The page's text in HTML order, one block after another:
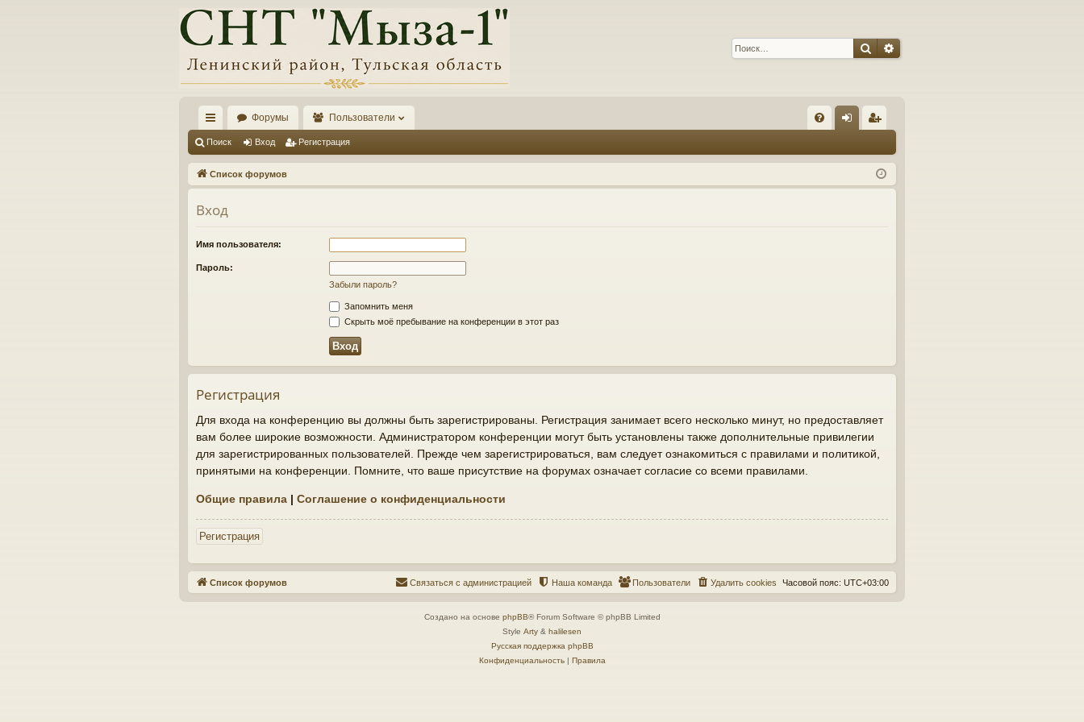
ПоискРасширенный поиск
с
ы
лк
и
Форумы Пользователи
Q д ис
тр
Поиск Вход Регистрация
Список форумов
Вход
Имя пользователя:
Пароль:
Забыли пароль?
Запомнить меня
Скрыть моё пребывание на конференции в этот раз
Регистрация
Для входа на конференцию вы должны быть зарегистрированы. Регистрация занимает всего несколько минут, но предоставляет
вам более широкие возможности. Администратором конференции могут быть установлены также дополнительные привилегии
для зарегистрированных пользователей. Прежде чем зарегистрироваться, вам следует ознакомиться с правилами и политикой,
принятыми на конференции. Помните, что ваше присутствие на форумах означает согласие со всеми правилами.
Общие правила | Соглашение о конфиденциальности
Регистрация
Список форумов Часовой пояс: UTC+03:00
Удалить cookies
Пользователи
Наша команда
Связаться с администрацией
Создано на основе phpBB® Forum Software © phpBB Limited
Style Arty & halilesen
Русская поддержка phpBB
Конфиденциальность| Правила